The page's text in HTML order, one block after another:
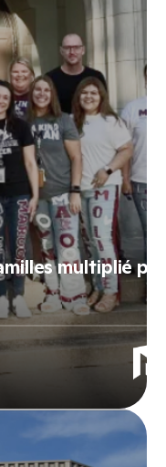
multiplié par